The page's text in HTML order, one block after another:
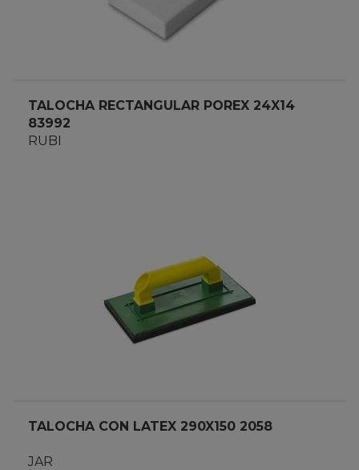
TALOCHA RECTANGULAR POREX 24X14
83992
RUBI
TALOCHA CON LATEX 290X150 2058
JAR